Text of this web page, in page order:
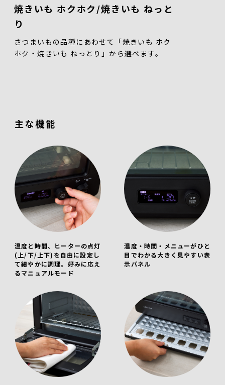
焼きいも ホクホク/焼きいも ねっと
り
さつまいもの品種にあわせて「焼きいも ホク
ホク・焼きいも ねっとり」から選べます。
主な機能
温度と時間、ヒーターの点灯
(上/下/上下)を自由に設定し
て細やかに調理。好みに応え
るマニュアルモード
温度・時間・メニューがひと
目でわかる大きく見やすい表
示パネル